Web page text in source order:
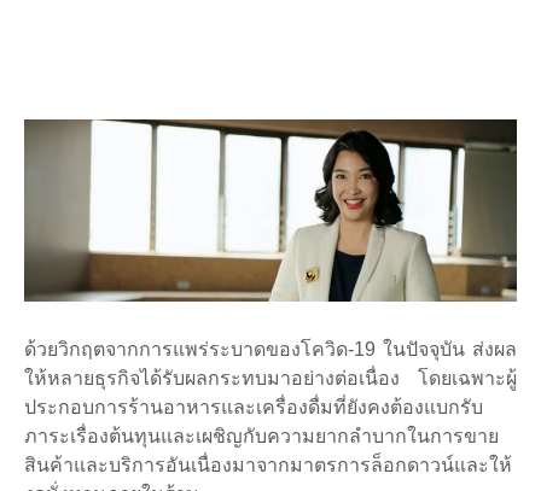
ด้วยวิกฤตจากการแพร่ระบาดของโควิด-19 ในปัจจุบัน ส่งผล
ให้หลายธุรกิจได้รับผลกระทบมาอย่างต่อเนื่อง โดยเฉพาะผู้
ประกอบการร้านอาหารและเครื่องดื่มที่ยังคงต้องแบกรับ
ภาระเรื่องต้นทุนและเผชิญกับความยากลำบากในการขาย
สินค้าและบริการอันเนื่องมาจากมาตรการล็อกดาวน์และให้